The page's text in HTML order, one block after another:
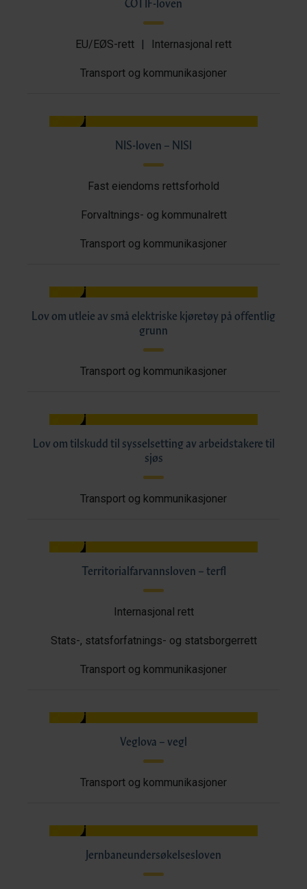
EU/EØS-rett | Internasjonal rett
Transport og kommunikasjoner
NIS-loven – NISl
Fast eiendoms rettsforhold
Forvaltnings- og kommunalrett
Transport og kommunikasjoner
Lov om utleie av små elektriske kjøretøy på offentlig
grunn
Transport og kommunikasjoner
Lov om tilskudd til sysselsetting av arbeidstakere til
sjøs
Transport og kommunikasjoner
Territorialfarvannsloven – terfl
Internasjonal rett
Stats-, statsforfatnings- og statsborgerrett
Transport og kommunikasjoner
Veglova – vegl
Transport og kommunikasjoner
Jernbaneundersøkelsesloven